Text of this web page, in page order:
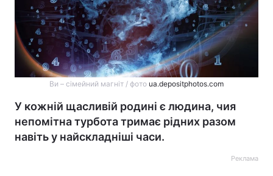
Ви – сімейний магніт / фото ua.depositphotos.com
У кожній щасливій родині є людина, чия
непомітна турбота тримає рідних разом
навіть у найскладніші часи.
Реклама